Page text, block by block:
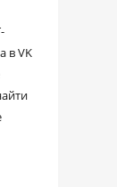
в VK